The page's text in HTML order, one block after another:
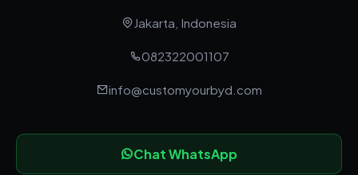
Jakarta, Indonesia
082322001107
info@customyourbyd.com
Chat WhatsApp